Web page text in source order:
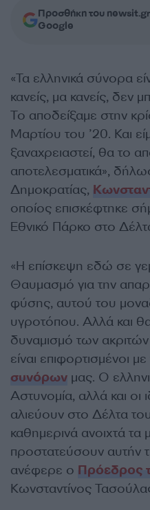
Προσθήκη του
Google
«Τα ελληνικά σύνορα
κανείς, μα κανείς, δεν
Το αποδείξαμε στην
Μαρτίου του ’20. Και
ξαναχρειαστεί, θα το
αποτελεσματικά»,
Δημοκρατίας,
οποίος επισκέφτηκε
Εθνικό Πάρκο στο
«Η επίσκεψη εδώ σε
Θαυμασμό για την
φύσης, αυτού του
υγροτόπου. Αλλά και
δυναμισμό των
είναι επιφορτισμένοι
συνόρων μας. Ο
Αστυνομία, αλλά και οι
αλιεύουν στο Δέλτα
καθημερινά ανοιχτά τα
προστατεύσουν αυτήν
ανέφερε ο Πρόεδρος
Κωνσταντίνος